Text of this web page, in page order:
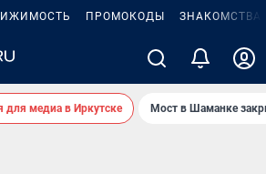
ПРОМОКОДЫ ЗНАКОМСТВА
для медиа в Иркутске Мост в Шаманке